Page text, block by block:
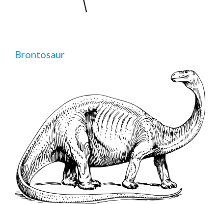
Brontosaur